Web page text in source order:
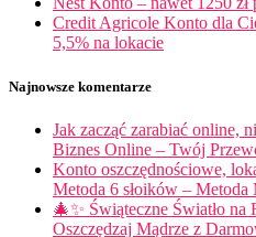
Credit Agricole Konto dla
5,5% na lokacie
Najnowsze komentarze
Jak zacząć zarabiać online,
Biznes Online – Twój
Konto oszczędnościowe,
Metoda 6 słoików –
🎄✨ Świąteczne Światło
Oszczędzaj Mądrze z